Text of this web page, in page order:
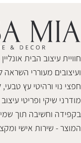
₪ 248
הוספה לסל
חוויית עיצוב הבית
ועיצובים מעוררי השראה
חפצי נוי ורהיטי עץ
מודרני שיקי ופריטי
בקפידה וחשיבה תוך
המוצר - שירות אישי